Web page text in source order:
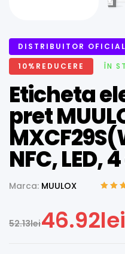
DISTRIBUITOR
10%REDUCERE
ÎN
Eticheta
pret
NFC, LED,
Marca: MUULOX
unei
52.13lei46.92lei